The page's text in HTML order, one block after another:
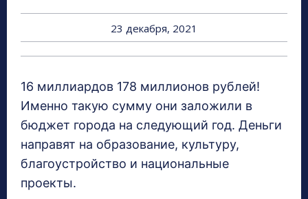
23 декабря, 2021
16 миллиардов 178 миллионов рублей!
Именно такую сумму они заложили в
бюджет города на следующий год. Деньги
направят на образование, культуру,
благоустройство и национальные
проекты.